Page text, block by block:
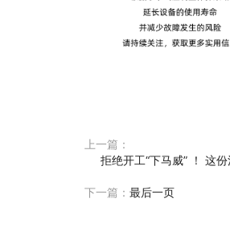
上一篇：
拒绝开工“下马威” ！ 这
下一篇： 最后一页